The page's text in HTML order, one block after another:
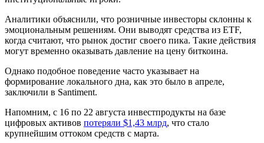
Аналитики объяснили, что розничные инвесторы склонны к
эмоциональным решениям. Они выводят средства из ETF,
когда считают, что рынок достиг своего пика. Такие действия
могут временно оказывать давление на цену биткоина.
Однако подобное поведение часто указывает на
формирование локального дна, как это было в апреле,
заключили в Santiment.
Напомним, с 16 по 22 августа инвестпродукты на базе
цифровых активов потеряли $1,43 млрд, что стало
крупнейшим оттоком средств с марта.